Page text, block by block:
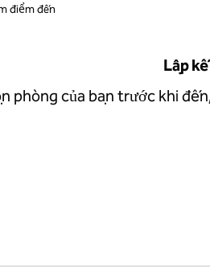
điểm đến
Lập
phòng của bạn trước khi